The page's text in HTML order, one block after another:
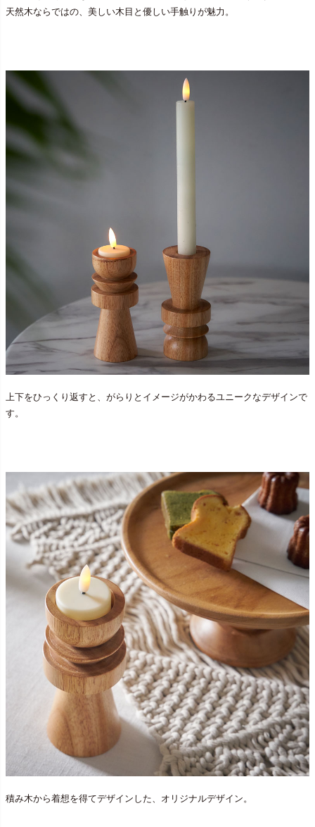
天然木ならではの、美しい木目と優しい手触りが魅力。
上下をひっくり返すと、がらりとイメージがかわるユニークなデザインで
す。
積み木から着想を得てデザインした、オリジナルデザイン。